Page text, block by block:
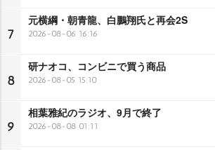
7
元横綱・朝青龍、白鵬翔氏と再会2S
2026-08-06 16:16
8
研ナオコ、コンビニで買う商品
2026-08-05 15:10
9
相葉雅紀のラジオ、9月で終了
2026-08-08 01:11